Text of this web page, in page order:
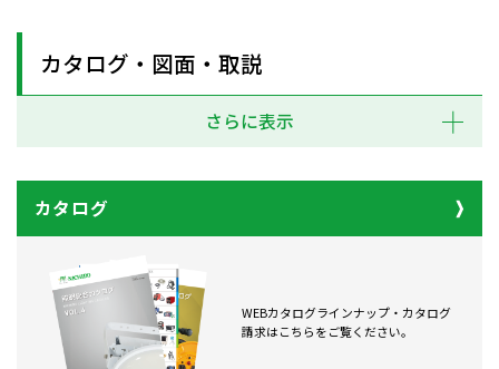
カタログ・図面・取説
さらに表示
カタログ
WEBカタログラインナップ・カタログ
請求はこちらをご覧ください。